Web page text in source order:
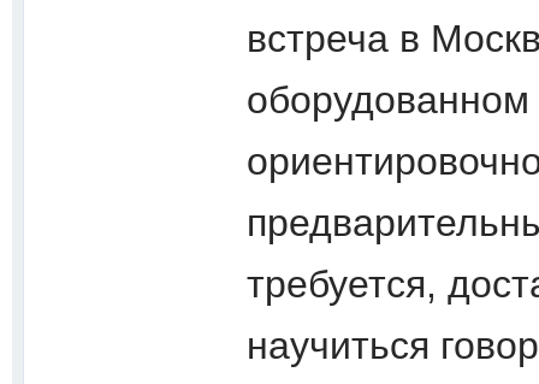
встреча в
требуется,
научиться